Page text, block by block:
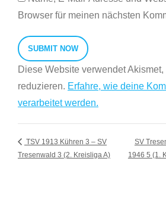
Browser für meinen nächsten
Diese Website verwendet Akismet,
reduzieren. Erfahre, wie deine
verarbeitet werden.
TSV 1913 Kühren 3 – SV
Tresenwald 3 (2. Kreisliga A)
SV
1946 5 (1.